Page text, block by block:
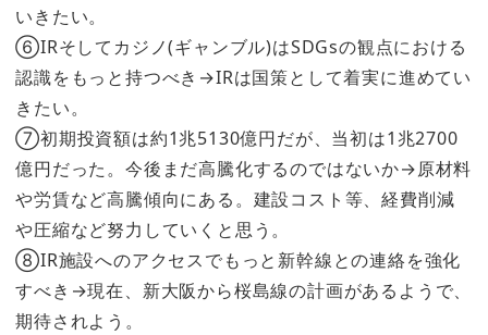
いきたい。
⑥IRそしてカジノ(ギャンブル)はSDGsの観点における
認識をもっと持つべき→IRは国策として着実に進めてい
きたい。
⑦初期投資額は約1兆5130億円だが、当初は1兆2700
億円だった。今後まだ高騰化するのではないか→原材料
や労賃など高騰傾向にある。建設コスト等、経費削減
や圧縮など努力していくと思う。
⑧IR施設へのアクセスでもっと新幹線との連絡を強化
すべき→現在、新大阪から桜島線の計画があるようで、
期待されよう。